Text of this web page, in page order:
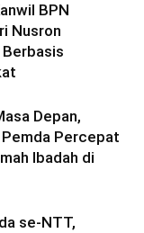
BPN
Nusron
Berbasis
Depan,
Percepat
Ibadah di
se-NTT,